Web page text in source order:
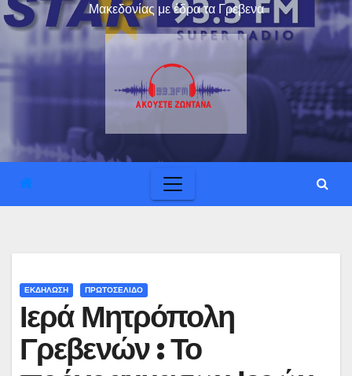
Μακεδονίας με έδρα τα Γρεβενα
ΕΚΔΗΛΩΣΗ ΠΡΩΤΟΣΕΛΙΔΟ
Ιερά Μητρόπολη
Γρεβενών : Το